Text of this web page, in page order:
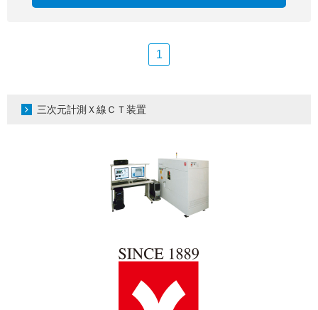
1
三次元計測Ｘ線ＣＴ装置